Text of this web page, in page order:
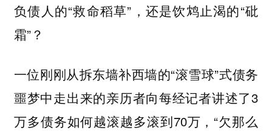
负债人的“救命稻草”，还是饮鸩止渴的“砒
霜”？
一位刚刚从拆东墙补西墙的“滚雪球”式债务
噩梦中走出来的亲历者向每经记者讲述了3
万多债务如何越滚越多滚到70万，“欠那么